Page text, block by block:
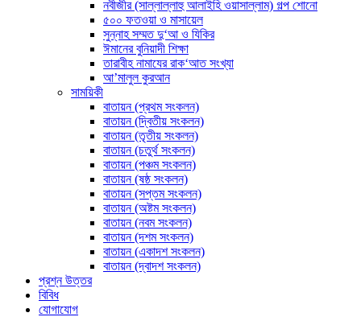
নবীজীর (সাল্লাল্লাহু আলাইহি ওয়াসাল্লাম) গল্প শোনো
৫০০ ফতওয়া ও মাসায়েল
সুন্নাহ সম্মত দু‘আ ও যিকির
ঈমানের বুনিয়াদী শিক্ষা
তারাবীহ নামাযের রাক‘আত সংখ্যা
আ’মালুল কুরআন
সাময়িকী
বাতায়ন (প্রথম সংকলন)
বাতায়ন (দ্বিতীয় সংকলন)
বাতায়ন (তৃতীয় সংকলন)
বাতায়ন (চতুর্থ সংকলন)
বাতায়ন (পঞ্চম সংকলন)
বাতায়ন (ষষ্ঠ সংকলন)
বাতায়ন (সপ্তম সংকলন)
বাতায়ন (অষ্টম সংকলন)
বাতায়ন (নবম সংকলন)
বাতায়ন (দশম সংকলন)
বাতায়ন (একাদশ সংকলন)
বাতায়ন (দ্বাদশ সংকলন)
প্রশ্ন উত্তর
বিবিধ
যোগাযোগ